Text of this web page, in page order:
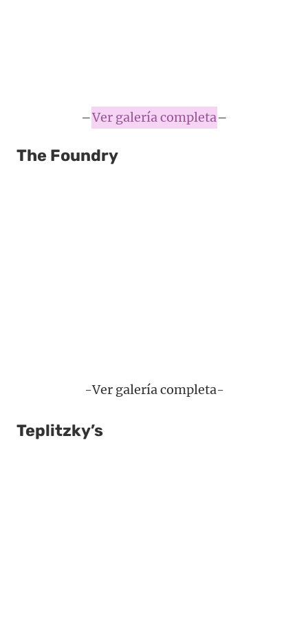
–Ver galería completa–
The Foundry
-Ver galería completa-
Teplitzky’s